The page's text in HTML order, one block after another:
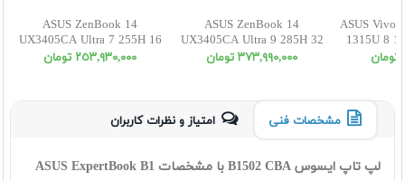
ASUS ZenBook 14
UX3405CA Ultra 7 255H 16
512SSD INT WUXGA OLED
٢٥٣,٩٣٠,٠٠٠ تومان
ASUS ZenBook 14
UX3405CA Ultra 9 285H 32
1SSD INT WUXGA OLED
٣٧٣,٩٩٠,٠٠٠ تومان
ASUS
1315U 8
مشخصات فنی امتیاز و نظرات کاربران
لپ تاپ ایسوس B1502 CBA با مشخصات ASUS ExpertBook B1